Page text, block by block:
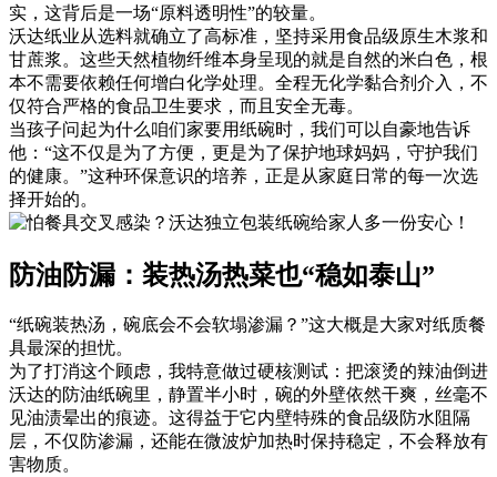
实，这背后是一场“原料透明性”的较量。
沃达纸业从选料就确立了高标准，坚持采用食品级原生木浆和
甘蔗浆。这些天然植物纤维本身呈现的就是自然的米白色，根
本不需要依赖任何增白化学处理。全程无化学黏合剂介入，不
仅符合严格的食品卫生要求，而且安全无毒。
当孩子问起为什么咱们家要用纸碗时，我们可以自豪地告诉
他：“这不仅是为了方便，更是为了保护地球妈妈，守护我们
的健康。”这种环保意识的培养，正是从家庭日常的每一次选
择开始的。
防油防漏：装热汤热菜也“稳如泰山”
“纸碗装热汤，碗底会不会软塌渗漏？”这大概是大家对纸质餐
具最深的担忧。
为了打消这个顾虑，我特意做过硬核测试：把滚烫的辣油倒进
沃达的防油纸碗里，静置半小时，碗的外壁依然干爽，丝毫不
见油渍晕出的痕迹。这得益于它内壁特殊的食品级防水阻隔
层，不仅防渗漏，还能在微波炉加热时保持稳定，不会释放有
害物质。